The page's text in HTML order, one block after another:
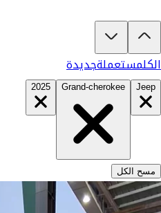
تبغى تشتري جيب جراند شيروكي 2025؟
الكلمستعملةجديدة
Jeep
Grand-cherokee
2025
مسح الكل